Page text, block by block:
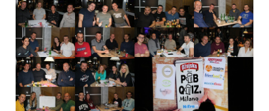
Politika
Zanimljivosti